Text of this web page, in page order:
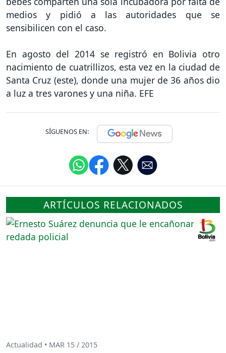
medios y pidió a las autoridades que se
sensibilicen con el caso.
En agosto del 2014 se registró en Bolivia otro
nacimiento de cuatrillizos, esta vez en la ciudad de
Santa Cruz (este), donde una mujer de 36 años dio
a luz a tres varones y una niña. EFE
SÍGUENOS EN:
ARTÍCULOS RELACIONADOS
Actualidad • MAR 15 / 2015